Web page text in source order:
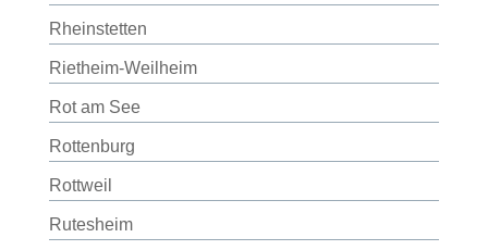
Rheinstetten
Rietheim-Weilheim
Rot am See
Rottenburg
Rottweil
Rutesheim